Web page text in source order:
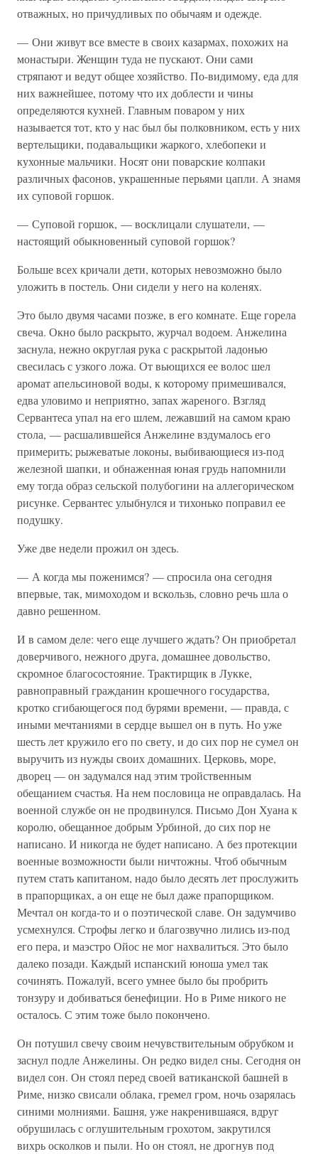
отважных, но причудливых по обычаям и одежде.
— Они живут все вместе в своих казармах, похожих на
монастыри. Женщин туда не пускают. Они сами
стряпают и ведут общее хозяйство. По-видимому, еда для
них важнейшее, потому что их доблести и чины
определяются кухней. Главным поваром у них
называется тот, кто у нас был бы полковником, есть у них
вертельщики, подавальщики жаркого, хлебопеки и
кухонные мальчики. Носят они поварские колпаки
различных фасонов, украшенные перьями цапли. А знамя
их суповой горшок.
— Суповой горшок, — восклицали слушатели, —
настоящий обыкновенный суповой горшок?
Больше всех кричали дети, которых невозможно было
уложить в постель. Они сидели у него на коленях.
Это было двумя часами позже, в его комнате. Еще горела
свеча. Окно было раскрыто, журчал водоем. Анжелина
заснула, нежно округлая рука с раскрытой ладонью
свесилась с узкого ложа. От вьющихся ее волос шел
аромат апельсиновой воды, к которому примешивался,
едва уловимо и неприятно, запах жареного. Взгляд
Сервантеса упал на его шлем, лежавший на самом краю
стола, — расшалившейся Анжелине вздумалось его
примерить; рыжеватые локоны, выбивающиеся из-под
железной шапки, и обнаженная юная грудь напомнили
ему тогда образ сельской полубогини на аллегорическом
рисунке. Сервантес улыбнулся и тихонько поправил ее
подушку.
Уже две недели прожил он здесь.
— А когда мы поженимся? — спросила она сегодня
впервые, так, мимоходом и вскользь, словно речь шла о
давно решенном.
И в самом деле: чего еще лучшего ждать? Он приобретал
доверчивого, нежного друга, домашнее довольство,
скромное благосостояние. Трактирщик в Лукке,
равноправный гражданин крошечного государства,
кротко сгибающегося под бурями времени, — правда, с
иными мечтаниями в сердце вышел он в путь. Но уже
шесть лет кружило его по свету, и до сих пор не сумел он
выручить из нужды своих домашних. Церковь, море,
дворец — он задумался над этим тройственным
обещанием счастья. На нем пословица не оправдалась. На
военной службе он не продвинулся. Письмо Дон Хуана к
королю, обещанное добрым Урбиной, до сих пор не
написано. И никогда не будет написано. А без протекции
военные возможности были ничтожны. Чтоб обычным
путем стать капитаном, надо было десять лет прослужить
в прапорщиках, а он еще не был даже прапорщиком.
Мечтал он когда-то и о поэтической славе. Он задумчиво
усмехнулся. Строфы легко и благозвучно лились из-под
его пера, и маэстро Ойос не мог нахвалиться. Это было
далеко позади. Каждый испанский юноша умел так
сочинять. Пожалуй, всего умнее было бы пробрить
тонзуру и добиваться бенефиции. Но в Риме никого не
осталось. С этим тоже было покончено.
Он потушил свечу своим нечувствительным обрубком и
заснул подле Анжелины. Он редко видел сны. Сегодня он
видел сон. Он стоял перед своей ватиканской башней в
Риме, низко свисали облака, гремел гром, ночь озарялась
синими молниями. Башня, уже накренившаяся, вдруг
обрушилась с оглушительным грохотом, закрутился
вихрь осколков и пыли. Но он стоял, не дрогнув под